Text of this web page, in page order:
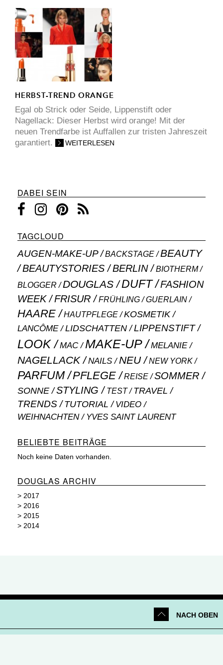
HERBST-TREND ORANGE
Egal ob Strick oder Seide, Lippenstift oder
Nagellack: Dieser Herbst wird orange! Mit der
neuen Trendfarbe ist Auffallen zur tristen Jahreszeit
garantiert.
WEITERLESEN
DABEI SEIN
TAGCLOUD
AUGEN-MAKE-UP BACKSTAGE BEAUTY
BEAUTYSTORIES BERLIN
BIOTHERM
BLOGGER
DOUGLAS DUFT
FASHION
WEEK
FRISUR FRÜHLING GUERLAIN
HAARE HAUTPFLEGE
KOSMETIK
LANCÔME
LIDSCHATTEN LIPPENSTIFT
LOOK MAC MAKE-UP MELANIE
NAGELLACK NAILS NEU NEW YORK
PARFUM PFLEGE REISE SOMMER
SONNE STYLING TEST TRAVEL
TRENDS TUTORIAL VIDEO
WEIHNACHTEN YVES SAINT LAURENT
BELIEBTE BEITRÄGE
Noch keine Daten vorhanden.
DOUGLAS ARCHIV
> 2017
> 2016
> 2015
> 2014
NACH OBEN